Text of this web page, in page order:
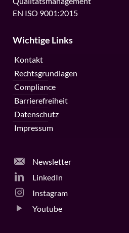
EN ISO 9001:2015
Wichtige Links
Kontakt
Rechtsgrundlagen
Compliance
Barrierefreiheit
Datenschutz
Impressum
Newsletter
LinkedIn
Instagram
Youtube